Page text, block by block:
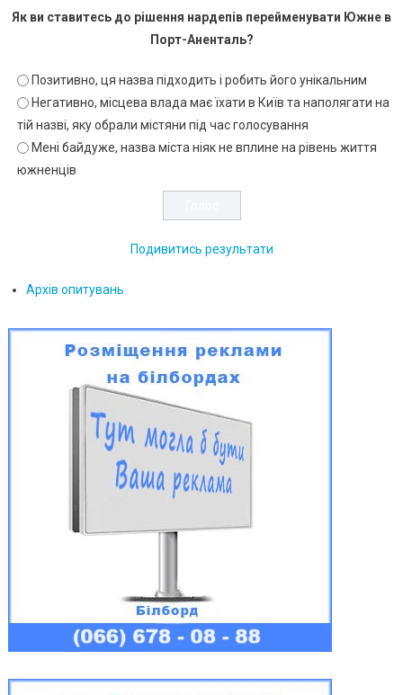
Як ви ставитесь до рішення нардепів перейменувати Южне в
Порт-Аненталь?
Позитивно, ця назва підходить і робить його унікальним
Негативно, місцева влада має їхати в Київ та наполягати на
тій назві, яку обрали містяни під час голосування
Мені байдуже, назва міста ніяк не вплине на рівень життя
южненців
Подивитись результати
Архів опитувань